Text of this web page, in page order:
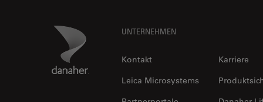
Danaher Logo UNTERNEHMEN
Kontakt
Karriere
Leica Microsystems